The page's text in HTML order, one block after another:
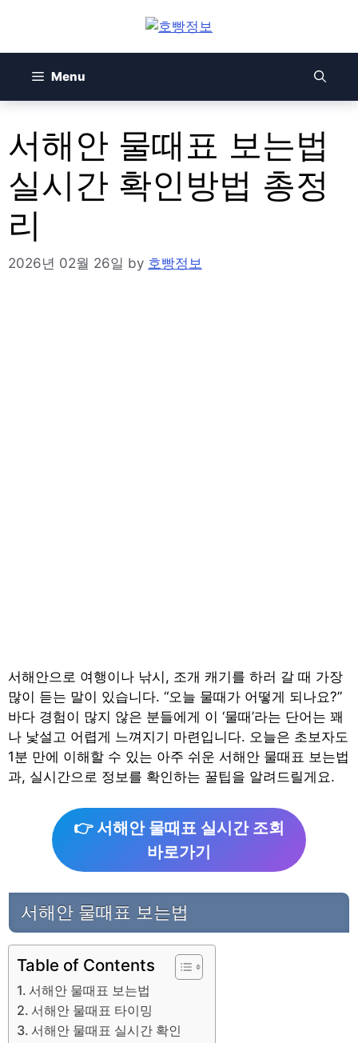
content
Menu
서해안 물때표 보는법
실시간 확인방법 총정
리
2026년 02월 26일 by 호빵정보
서해안으로 여행이나 낚시, 조개 캐기를 하러 갈 때 가장
많이 듣는 말이 있습니다. “오늘 물때가 어떻게 되나요?”
바다 경험이 많지 않은 분들에게 이 ‘물때’라는 단어는 꽤
나 낯설고 어렵게 느껴지기 마련입니다. 오늘은 초보자도
1분 만에 이해할 수 있는 아주 쉬운 서해안 물때표 보는법
과, 실시간으로 정보를 확인하는 꿀팁을 알려드릴게요.
👉 서해안 물때표 실시간 조회
바로가기
서해안 물때표 보는법
Table of Contents
서해안 물때표 보는법
서해안 물때표 타이밍
서해안 물때표 실시간 확인